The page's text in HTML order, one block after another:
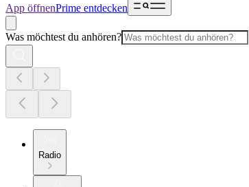
App öffnenPrime entdecken
Was möchtest du anhören?
Radio